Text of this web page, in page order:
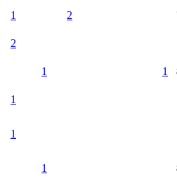
1 2
2
1 1
1
1
1